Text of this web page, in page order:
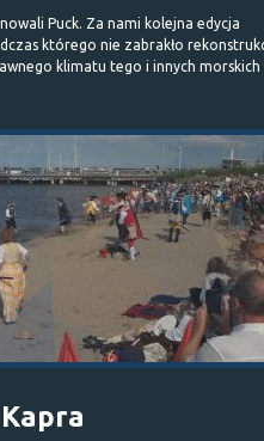
Puck. Za nami kolejna edycja
którego nie zabrakło
klimatu tego i innych morskich